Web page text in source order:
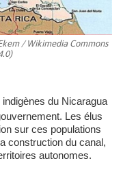
/ Wikimedia Commons
du Nicaragua
Les élus
sur ces populations
construction du canal,
autonomes.